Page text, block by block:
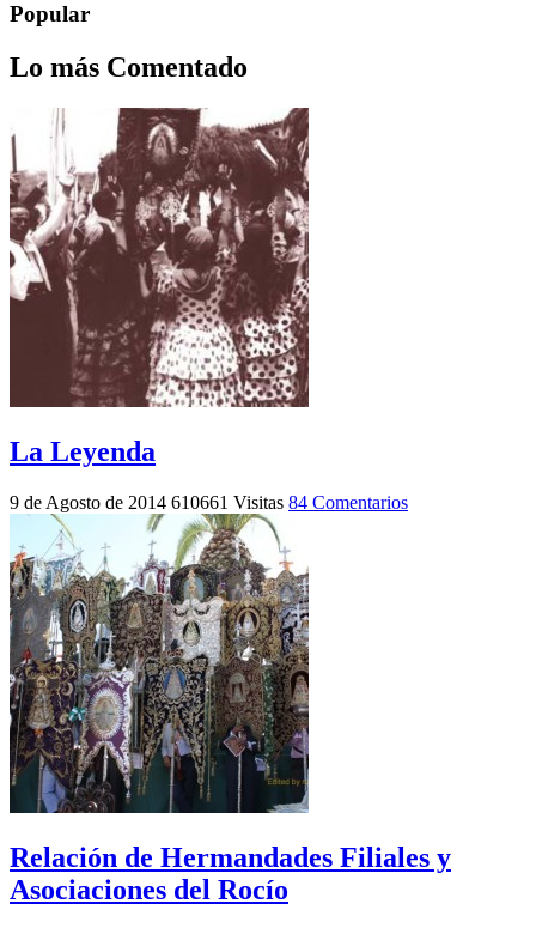
Popular
Lo más Comentado
La Leyenda
9 de Agosto de 2014 610661 Visitas 84 Comentarios
Relación de Hermandades Filiales y
Asociaciones del Rocío